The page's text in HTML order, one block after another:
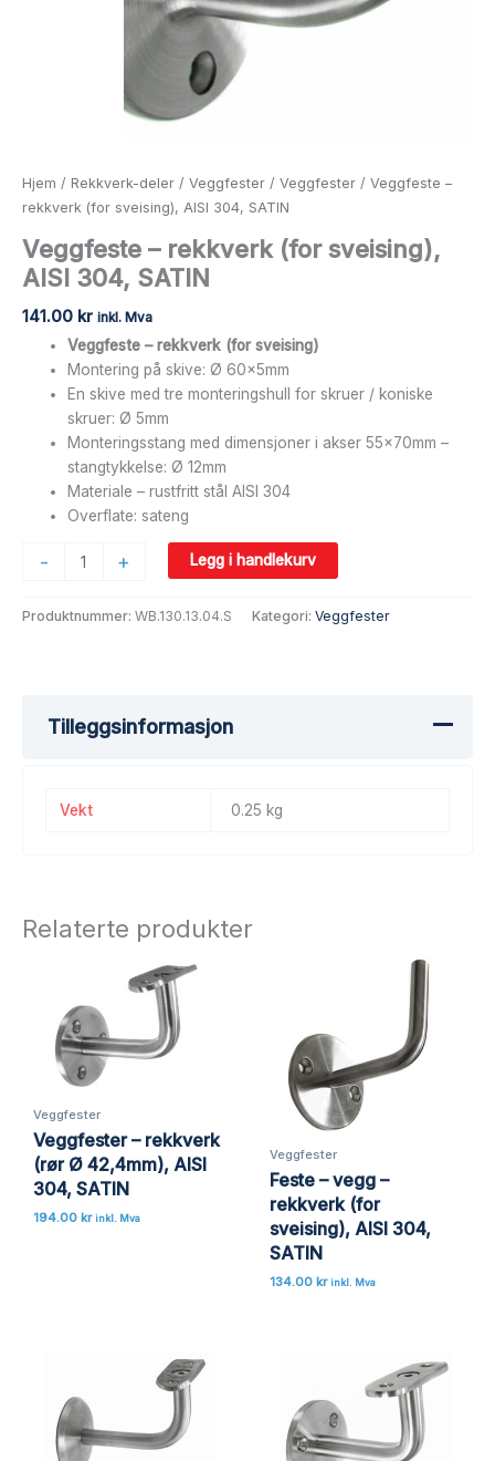
Hjem / Rekkverk-deler / Veggfester / Veggfester / Veggfeste –
rekkverk (for sveising), AISI 304, SATIN
Veggfeste – rekkverk (for sveising),
AISI 304, SATIN
141.00 kr inkl. Mva
Veggfeste – rekkverk (for sveising)
Montering på skive: Ø 60x5mm
En skive med tre monteringshull for skruer / koniske
skruer: Ø 5mm
Monteringsstang med dimensjoner i akser 55x70mm –
stangtykkelse: Ø 12mm
Materiale – rustfritt stål AISI 304
Overflate: sateng
- + Legg i handlekurv
Produktnummer: WB.130.13.04.S Kategori: Veggfester
Tilleggsinformasjon
Vekt 0.25 kg
Relaterte produkter
Veggfester
Veggfester – rekkverk
(rør Ø 42,4mm), AISI
304, SATIN
194.00 kr inkl. Mva
Veggfester
Feste – vegg –
rekkverk (for
sveising), AISI 304,
SATIN
134.00 kr inkl. Mva